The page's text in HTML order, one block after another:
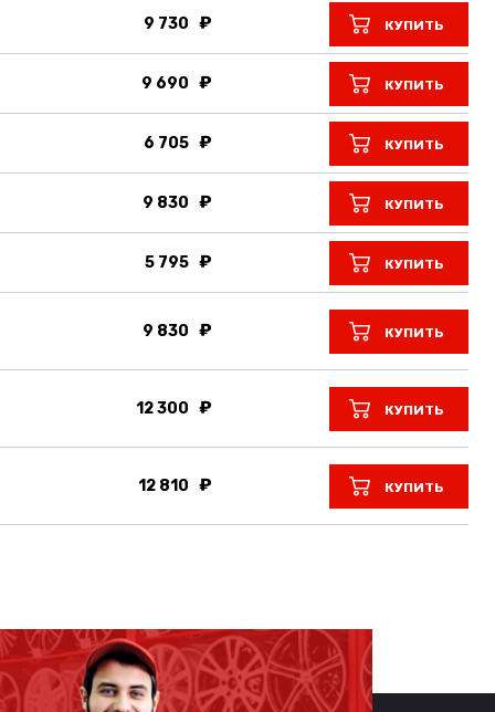
9 730 КУПИТЬ
9 690 КУПИТЬ
6 705 КУПИТЬ
9 830 КУПИТЬ
5 795 КУПИТЬ
9 830 КУПИТЬ
12 300 КУПИТЬ
12 810 КУПИТЬ